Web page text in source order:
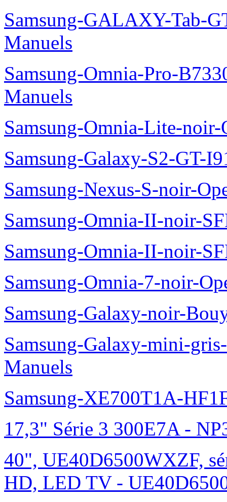
Samsung-GALAXY-Tab-
Manuels
Samsung-Omnia-Pro-
Manuels
Samsung-Omnia-Lite-
Samsung-Galaxy-S2-GT-
Samsung-Nexus-S-noir-
Samsung-Omnia-II-noir-
Samsung-Omnia-II-noir-
Samsung-Omnia-7-noir-
Samsung-Galaxy-noir-
Samsung-Galaxy-mini-
Manuels
Samsung-XE700T1A-
17,3" Série 3 300E7A -
40", UE40D6500WXZF,
HD, LED TV -